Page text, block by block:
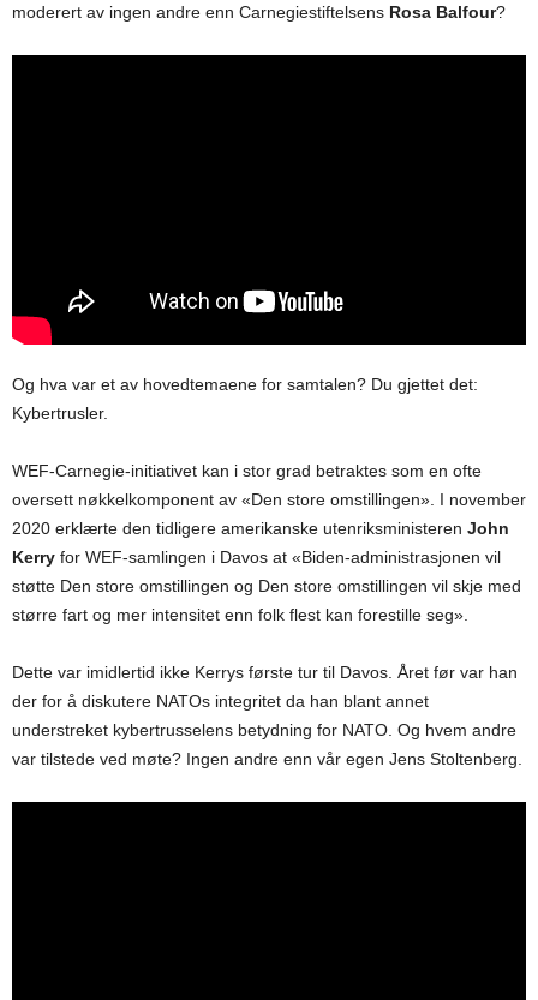
moderert av ingen andre enn Carnegiestiftelsens Rosa Balfour?
Og hva var et av hovedtemaene for samtalen? Du gjettet det:
Kybertrusler.
WEF-Carnegie-initiativet kan i stor grad betraktes som en ofte
oversett nøkkelkomponent av «Den store omstillingen». I november
2020 erklærte den tidligere amerikanske utenriksministeren John
Kerry for WEF-samlingen i Davos at «Biden-administrasjonen vil
støtte Den store omstillingen og Den store omstillingen vil skje med
større fart og mer intensitet enn folk flest kan forestille seg».
Dette var imidlertid ikke Kerrys første tur til Davos. Året før var han
der for å diskutere NATOs integritet da han blant annet
understreket kybertrusselens betydning for NATO. Og hvem andre
var tilstede ved møte? Ingen andre enn vår egen Jens Stoltenberg.